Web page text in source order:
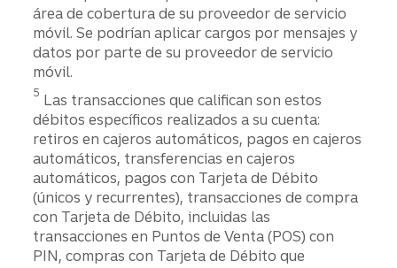
área de cobertura de su proveedor de servicio
móvil. Se podrían aplicar cargos por mensajes y
datos por parte de su proveedor de servicio
móvil.
Divulgación
5 Las transacciones que califican son estos
débitos específicos realizados a su cuenta:
retiros en cajeros automáticos, pagos en cajeros
automáticos, transferencias en cajeros
automáticos, pagos con Tarjeta de Débito
(únicos y recurrentes), transacciones de compra
con Tarjeta de Débito, incluidas las
transacciones en Puntos de Venta (POS) con
PIN, compras con Tarjeta de Débito que